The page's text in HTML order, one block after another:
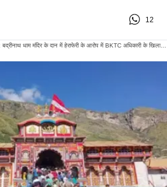
12
उत्तराखंड: बद्रीनाथ धाम मंदिर के दान में हेराफेरी के आरोप में BKTC अधिकारी के खिलाफ मामला दर्ज